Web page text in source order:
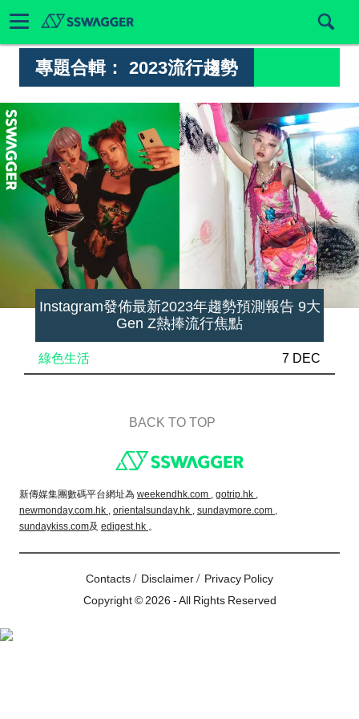
專題合輯： 2023流行趨勢
Instagram發佈最新2023年趨勢預測報告 9大
Gen Z熱捧流行焦點
綠色生活 7 DEC
BACK TO TOP
新傳媒集團數碼平台網址為 weekendhk.com , gotrip.hk ,
newmonday.com.hk , orientalsunday.hk , sundaymore.com ,
sundaykiss.com及 edigest.hk 。
Contacts/ Disclaimer/ Privacy Policy
Copyright © 2026 - All Rights Reserved